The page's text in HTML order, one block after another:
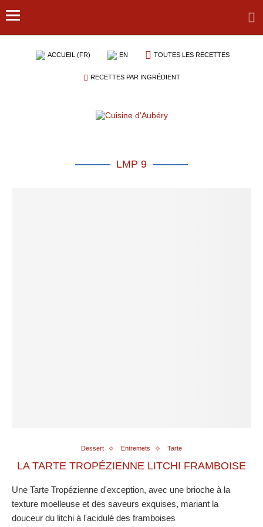
ACCUEIL (FR) EN TOUTES LES RECETTES
RECETTES PAR INGRÉDIENT
LMP 9
Dessert Entremets Tarte
LA TARTE TROPÉZIENNE LITCHI FRAMBOISE
Une Tarte Tropézienne d'exception, avec une brioche à la
texture moelleuse et des saveurs exquises, mariant la
douceur du litchi à l'acidulé des framboises